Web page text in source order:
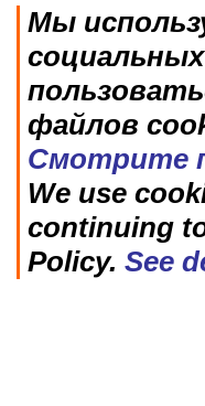
Мы
файлов
Смотрите
We use
continuing
Policy. See